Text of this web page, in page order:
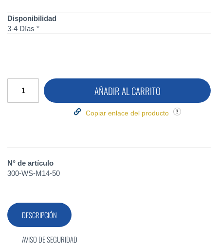
Disponibilidad
3-4 Días *
AÑADIR AL CARRITO
Copiar enlace del producto
N° de artículo
300-WS-M14-50
DESCRIPCIÓN
AVISO DE SEGURIDAD